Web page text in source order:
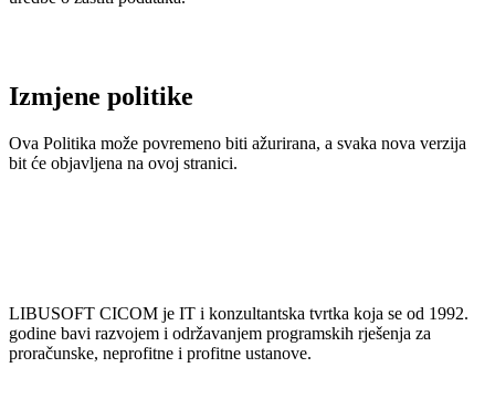
Izmjene politike
Ova Politika može povremeno biti ažurirana, a svaka nova verzija
bit će objavljena na ovoj stranici.
LIBUSOFT CICOM je IT i konzultantska tvrtka koja se od 1992.
godine bavi razvojem i održavanjem programskih rješenja za
proračunske, neprofitne i profitne ustanove.